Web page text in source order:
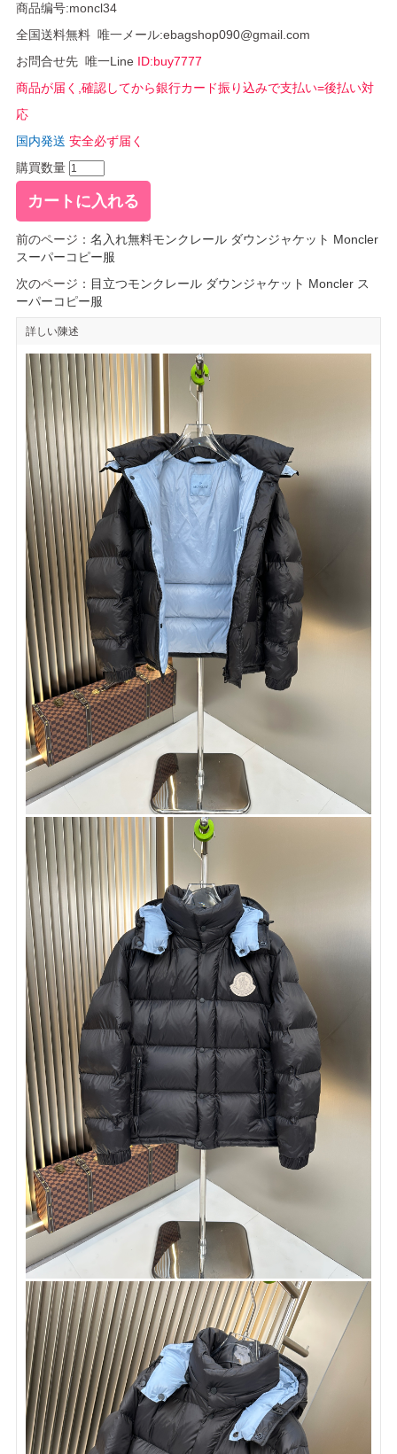
商品编号:moncl34
全国送料無料 唯一メール:ebagshop090@gmail.com
お問合せ先 唯一Line ID:buy7777
商品が届く,確認してから銀行カード振り込みで支払い=後払い対
応
国内発送 安全必ず届く
購買数量
前のページ： 名入れ無料モンクレール ダウンジャケット Moncler
スーパーコピー服
次のページ： 目立つモンクレール ダウンジャケット Moncler ス
ーパーコピー服
詳しい陳述